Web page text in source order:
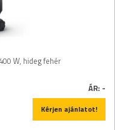
W, hideg fehér
ÁR: -
Kérjen ajánlatot!